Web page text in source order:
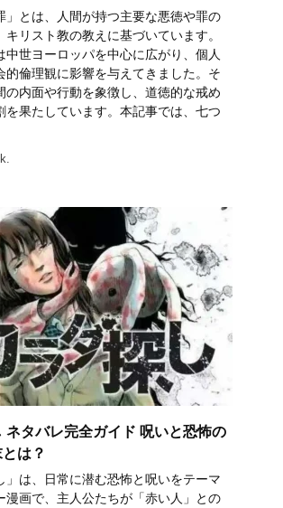
」とは、人間が持つ主要な悪徳や罪の
キリスト教の教えに基づいています。
中世ヨーロッパを中心に広がり、個人
的倫理観に影響を与えてきました。そ
の内面や行動を象徴し、道徳的な戒め
を果たしています。本記事では、七つ
ネタバレ完全ガイド 呪いと恐怖の
は？
」は、日常に潜む恐怖と呪いをテーマ
漫画で、主人公たちが「赤い人」との